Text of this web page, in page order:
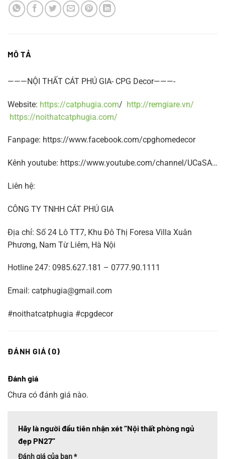
MÔ TẢ
———NỘI THẤT CÁT PHÚ GIA- CPG Decor———-
Website: https://catphugia.com/ http://remgiare.vn/
https://noithatcatphugia.com/
Fanpage: https://www.facebook.com/cpghomedecor
Kênh youtube: https://www.youtube.com/channel/UCaSA…
Liên hệ:
CÔNG TY TNHH CÁT PHÚ GIA
Địa chỉ: Số 24 Lô TT7, Khu Đô Thị Foresa Villa Xuân
Phương, Nam Từ Liêm, Hà Nội
Hotline 247: 0985.627.181 – 0777.90.1111
Email: catphugia@gmail.com
#noithatcatphugia #cpgdecor
ĐÁNH GIÁ (0)
Đánh giá
Chưa có đánh giá nào.
Hãy là người đầu tiên nhận xét “Nội thất phòng ngủ
đẹp PN27”
Đánh giá của bạn*